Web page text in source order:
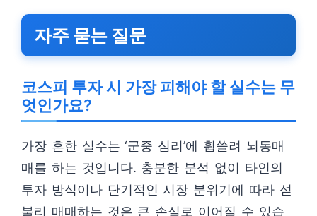
자주 묻는 질문
코스피 투자 시 가장 피해야 할 실수는 무
엇인가요?
가장 흔한 실수는 ‘군중 심리’에 휩쓸려 뇌동매
매를 하는 것입니다. 충분한 분석 없이 타인의
투자 방식이나 단기적인 시장 분위기에 따라 섣
불리 매매하는 것은 큰 손실로 이어질 수 있습